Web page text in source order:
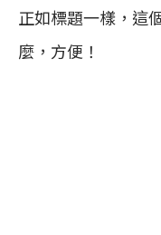
正如標題一樣，這
麼，方便！